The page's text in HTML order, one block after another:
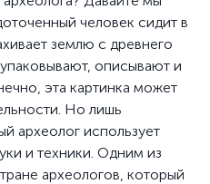
человек сидит в
землю с древнего
описывают и
эта картинка может
Но лишь
археолог использует
и техники. Одним из
археологов, который